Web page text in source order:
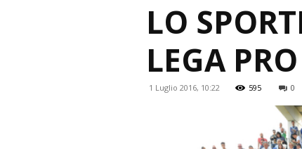
LO
LEGA
1 Luglio 2016, 10:22 595 0